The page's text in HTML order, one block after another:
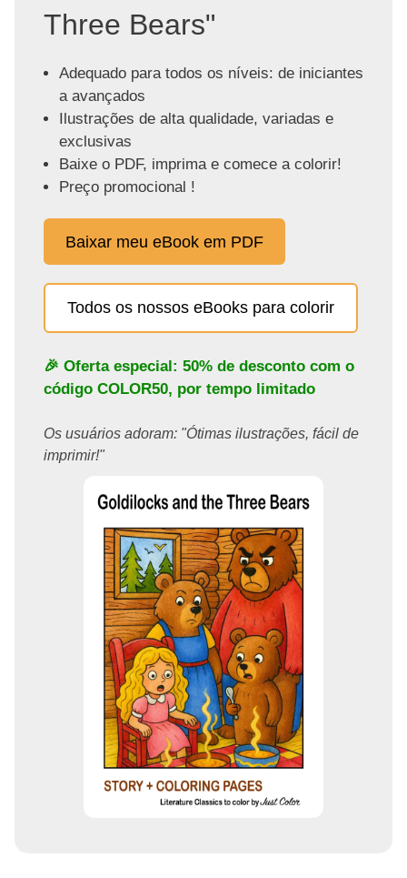
Three Bears"
Adequado para todos os níveis: de iniciantes
a avançados
Ilustrações de alta qualidade, variadas e
exclusivas
Baixe o PDF, imprima e comece a colorir!
Preço promocional !
Baixar meu eBook em PDF
Todos os nossos eBooks para colorir
🎉 Oferta especial: 50% de desconto com o
código COLOR50, por tempo limitado
Os usuários adoram: "Ótimas ilustrações, fácil de
imprimir!"